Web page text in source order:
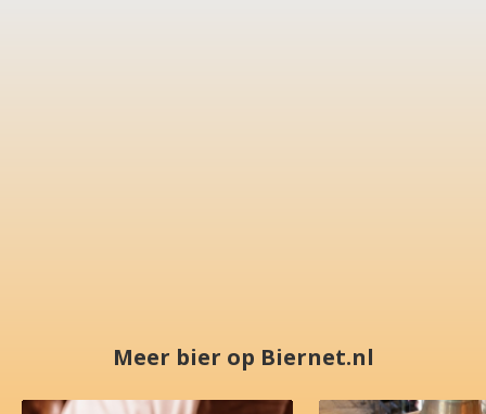
Meer bier op Biernet.nl